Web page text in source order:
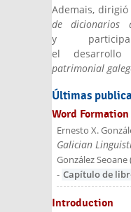
Ademais,
de dicionarios
y
el
patrimonial
Últimas
Word Formation
Ernesto X.
Galician
González Seoane
- Capítulo de
Introduction